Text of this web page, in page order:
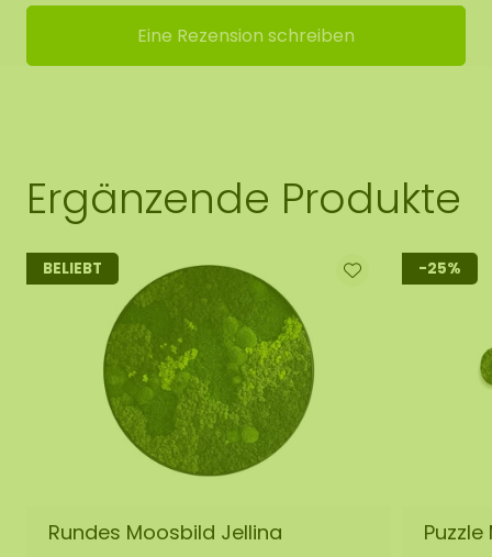
Eine Rezension schreiben
Ergänzende Produkte
BELIEBT
Rundes Moosbild Jellina
-25%